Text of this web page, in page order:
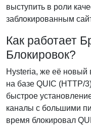
выступить в роли
заблокированным
Как работает
Блокировок?
Hysteria, же её новый
на базе QUIC (HTTP/
быстрое
каналы с большими
время блокировал